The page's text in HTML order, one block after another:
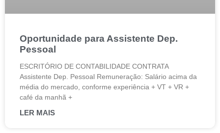
Oportunidade para Assistente Dep.
Pessoal
ESCRITÓRIO DE CONTABILIDADE CONTRATA
Assistente Dep. Pessoal Remuneração: Salário acima da
média do mercado, conforme experiência + VT + VR +
café da manhã +
LER MAIS